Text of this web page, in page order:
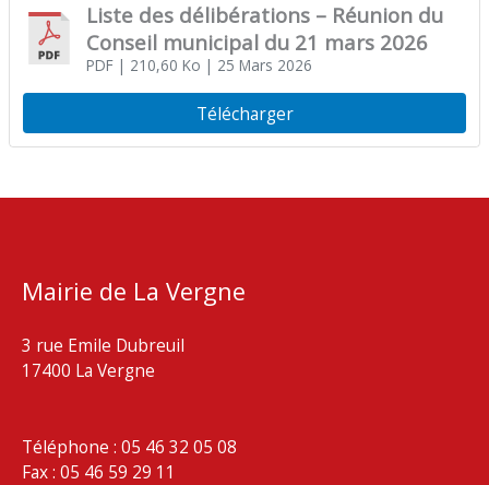
Liste des délibérations – Réunion du
Conseil municipal du 21 mars 2026
PDF| 210,60 Ko | 25 Mars 2026
Télécharger
Mairie de La Vergne
3 rue Emile Dubreuil
17400 La Vergne
Téléphone : 05 46 32 05 08
Fax : 05 46 59 29 11